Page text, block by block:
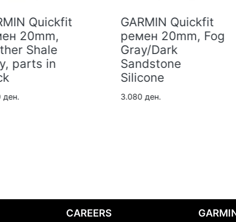
GARMIN Quickfit
ремен 20mm, Fog
Gray/Dark
Sandstone
Silicone
3.080 ден.
GARMIN Ultrafit
ремен 20mm,
Nylon Gray
2.480 ден.
CAREERS